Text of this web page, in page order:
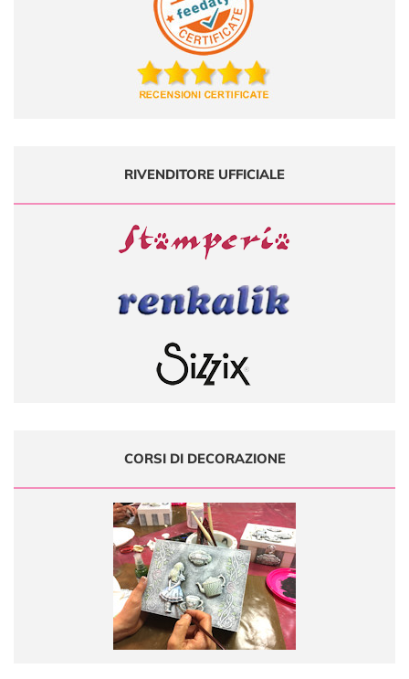
RIVENDITORE UFFICIALE
CORSI DI DECORAZIONE